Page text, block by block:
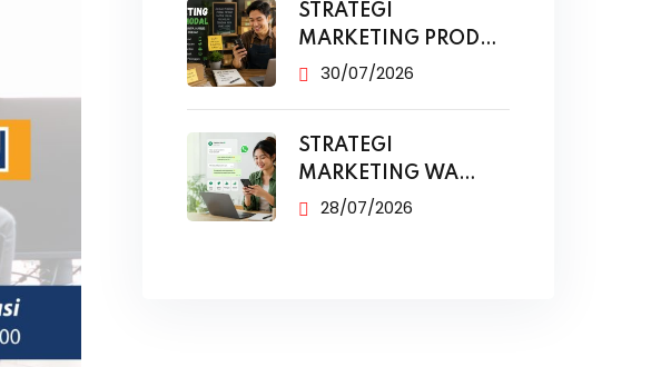
STRATEGI
MARKETING PRODUK
MODAL KECIL TANPA
30/07/2026
STRATEGI
MARKETING WA
BUSINESS UNTUK
28/07/2026